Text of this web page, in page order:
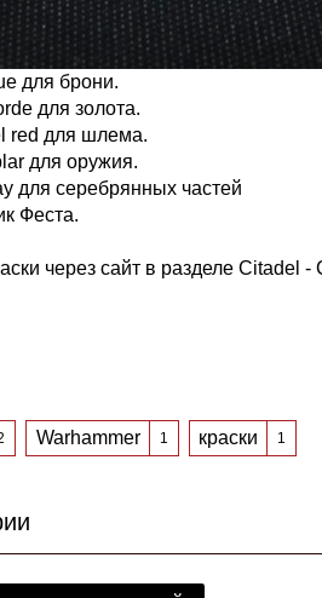
для брони.
для золота.
red для шлема.
для оружия.
для серебрянных частей
Феста.
через сайт в разделе Citadel -
Warhammer 1 краски 1